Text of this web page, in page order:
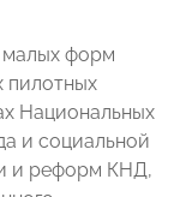
малых форм
пилотных
Национальных
и социальной
и реформ КНД,